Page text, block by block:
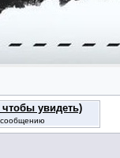
увидеть)
сообщению